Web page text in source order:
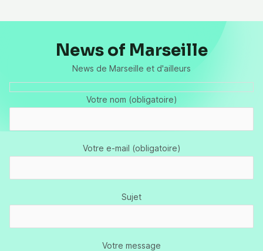
News of Marseille
News de Marseille et d'ailleurs
Votre nom (obligatoire)
Votre e-mail (obligatoire)
Sujet
Votre message